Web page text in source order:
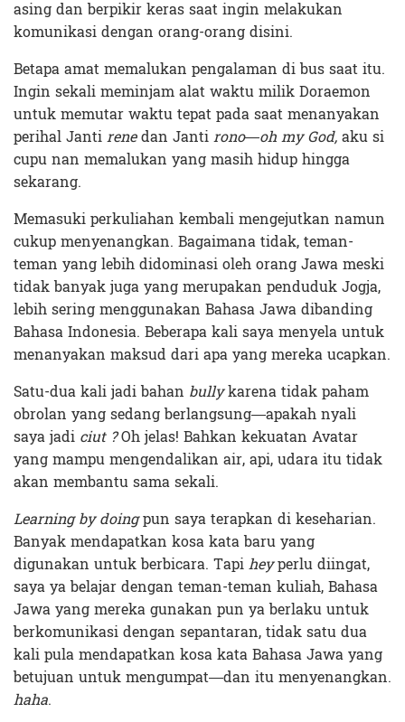
asing dan berpikir keras saat ingin melakukan
komunikasi dengan orang-orang disini.
Betapa amat memalukan pengalaman di bus saat itu.
Ingin sekali meminjam alat waktu milik Doraemon
untuk memutar waktu tepat pada saat menanyakan
perihal Jantirenedan Jantirono—oh my God,aku si
cupu nan memalukan yang masih hidup hingga
sekarang.
Memasuki perkuliahan kembali mengejutkan namun
cukup menyenangkan. Bagaimana tidak, teman-
teman yang lebih didominasi oleh orang Jawa meski
tidak banyak juga yang merupakan penduduk Jogja,
lebih sering menggunakan Bahasa Jawa dibanding
Bahasa Indonesia. Beberapa kali saya menyela untuk
menanyakan maksud dari apa yang mereka ucapkan.
Satu-dua kali jadi bahan bullykarena tidak paham
obrolan yang sedang berlangsung—apakah nyali
saya jadi ciut ?Oh jelas! Bahkan kekuatan Avatar
yang mampu mengendalikan air, api, udara itu tidak
akan membantu sama sekali.
Learning by doingpun saya terapkan di keseharian.
Banyak mendapatkan kosa kata baru yang
digunakan untuk berbicara. Tapiheyperlu diingat,
saya ya belajar dengan teman-teman kuliah, Bahasa
Jawa yang mereka gunakan pun ya berlaku untuk
berkomunikasi dengan sepantaran, tidak satu dua
kali pula mendapatkan kosa kata Bahasa Jawa yang
betujuan untuk mengumpat—dan itu menyenangkan.
haha.